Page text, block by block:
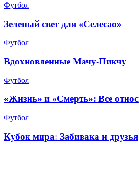
Футбол
Зеленый свет для «Селесао»
Футбол
Вдохновленные Мачу-Пикчу
Футбол
«Жизнь» и «Смерть»: Все
Футбол
Кубок мира: Забивака и друзья